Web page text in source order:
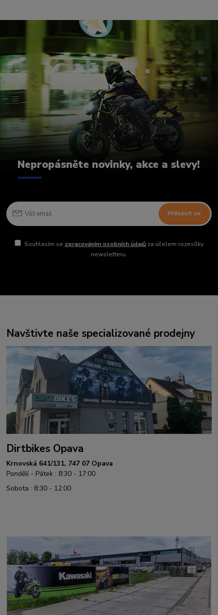
Nepropásněte novinky, akce a slevy!
Přihlásit se
Souhlasím se zpracováním osobních údajůza účelem rozesílky
newsletteru.
Navštivte naše specializované prodejny
Dirtbikes Opava
Krnovská 641/131, 747 07 Opava
Pondělí - Pátek : 8:30 - 17:00
Sobota : 8:30 - 12:00